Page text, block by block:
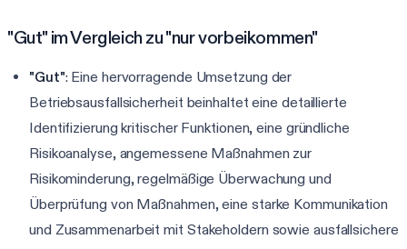
"Gut" im Vergleich zu "nur vorbeikommen"
"Gut": Eine hervorragende Umsetzung der
Betriebsausfallsicherheit beinhaltet eine detaillierte
Identifizierung kritischer Funktionen, eine gründliche
Risikoanalyse, angemessene Maßnahmen zur
Risikominderung, regelmäßige Überwachung und
Überprüfung von Maßnahmen, eine starke Kommunikation
und Zusammenarbeit mit Stakeholdern sowie ausfallsichere